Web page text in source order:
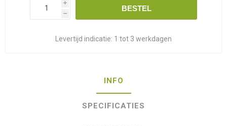
i
h
BESTEL
Levertijd indicatie: 1 tot 3 werkdagen
INFO
SPECIFICATIES